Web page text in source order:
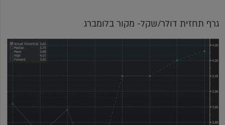
גרף תחזית דולר/שקל- מקור בלומברג